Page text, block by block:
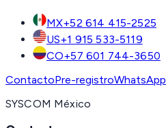
MX+52 614 415-2525
US+1 915 533-5119
CO+57 601 744-3650
ContactoPre-registroWhatsApp
SYSCOM México